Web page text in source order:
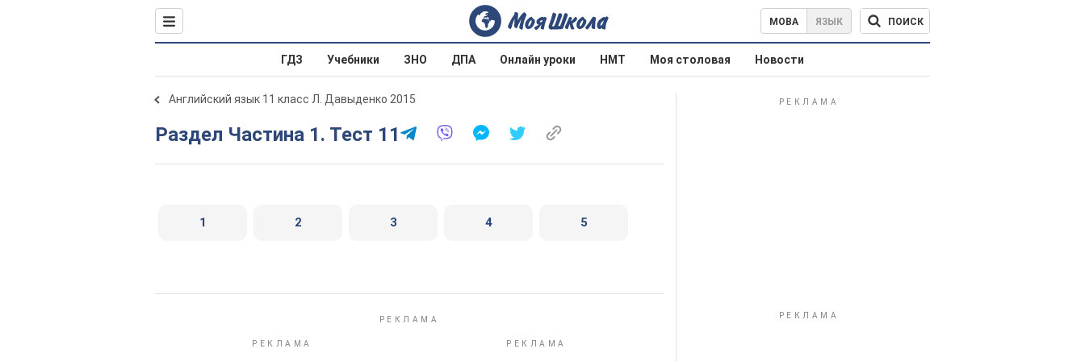
МОВА ЯЗЫК ПОИСК
ГДЗ Учебники ЗНО ДПА Онлайн уроки НМТ Моя столовая Новости
Английский язык 11 класс Л. Давыденко 2015
Раздел Частина 1. Тест 11
1 2 3 4 5